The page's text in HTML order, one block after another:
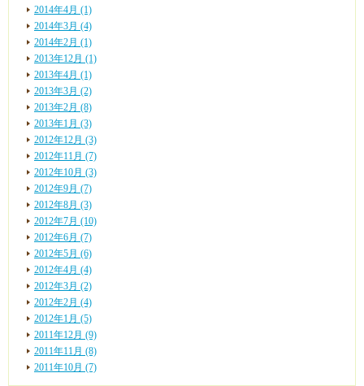
2014年4月 (1)
2014年3月 (4)
2014年2月 (1)
2013年12月 (1)
2013年4月 (1)
2013年3月 (2)
2013年2月 (8)
2013年1月 (3)
2012年12月 (3)
2012年11月 (7)
2012年10月 (3)
2012年9月 (7)
2012年8月 (3)
2012年7月 (10)
2012年6月 (7)
2012年5月 (6)
2012年4月 (4)
2012年3月 (2)
2012年2月 (4)
2012年1月 (5)
2011年12月 (9)
2011年11月 (8)
2011年10月 (7)